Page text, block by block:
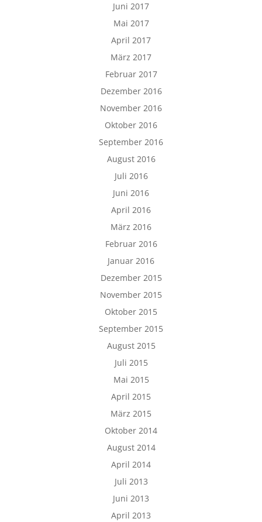
Juni 2017
Mai 2017
April 2017
März 2017
Februar 2017
Dezember 2016
November 2016
Oktober 2016
September 2016
August 2016
Juli 2016
Juni 2016
April 2016
März 2016
Februar 2016
Januar 2016
Dezember 2015
November 2015
Oktober 2015
September 2015
August 2015
Juli 2015
Mai 2015
April 2015
März 2015
Oktober 2014
August 2014
April 2014
Juli 2013
Juni 2013
April 2013